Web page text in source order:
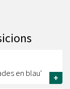
en blau'
+